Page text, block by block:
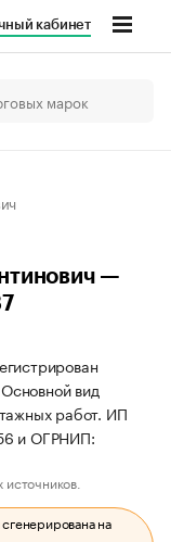
кабинет
—
вид
работ. ИП
и ОГРНИП:
на